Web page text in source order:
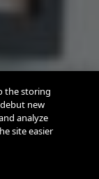
the storing
new
analyze
site easier